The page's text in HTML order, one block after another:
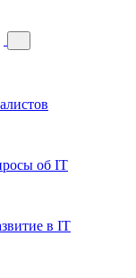
об IT
в IT